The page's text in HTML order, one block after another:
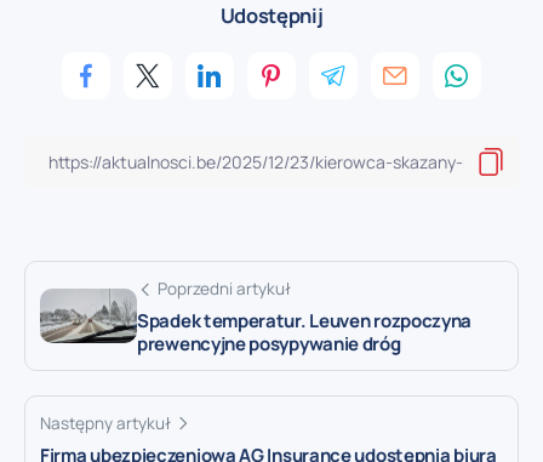
Udostępnij
Poprzedni artykuł
Spadek temperatur. Leuven rozpoczyna
prewencyjne posypywanie dróg
Następny artykuł
Firma ubezpieczeniowa AG Insurance udostępnia biura